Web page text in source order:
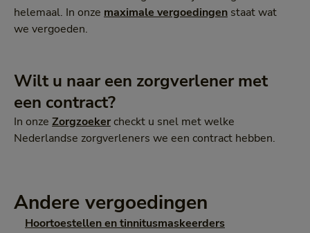
helemaal. In onze maximale vergoedingen staat wat
we vergoeden.
Wilt u naar een zorgverlener met
een contract?
In onze Zorgzoekercheckt u snel met welke
Nederlandse zorgverleners we een contract hebben.
Andere vergoedingen
Hoortoestellen en tinnitusmaskeerders